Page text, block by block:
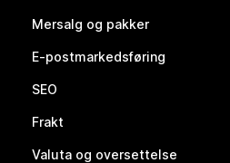
Mersalg og pakker
E-postmarkedsføring
SEO
Frakt
Valuta og oversettelse